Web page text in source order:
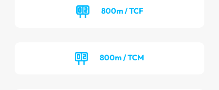
800m / TCF
800m / TCM